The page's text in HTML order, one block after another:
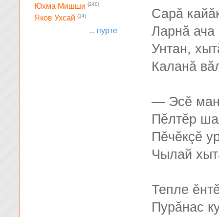
Сарă
Ларнă ача
Унтан,
Каланă
— Эсĕ ман
Пĕлтĕр
Пĕчĕкçĕ
Чылай
Тепле
Пурăнас
Юхма Мишши (240)
Яков Ухсай (14)
... пурте